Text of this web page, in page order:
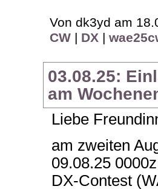
Von dk3yd am
CW | DX |
03.08.25:
am
Liebe
am zweiten
09.08.25
DX-Contest